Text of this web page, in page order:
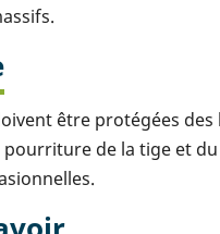
être protégées des
pourriture de la tige et